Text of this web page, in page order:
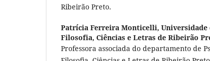
Ribeirão Preto.
Patrícia Ferreira Monticelli, Universidade
Filosofia, Ciências e Letras de Ribeirão
Professora associada do departamento de